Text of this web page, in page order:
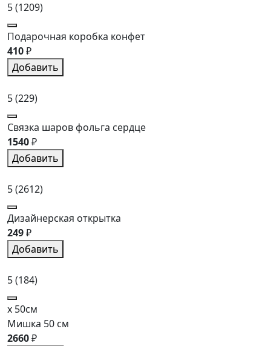
5(1209)
Подарочная коробка конфет
410₽
Добавить
5(229)
Связка шаров фольга сердце
1540₽
Добавить
5(2612)
Дизайнерская открытка
249₽
Добавить
5(184)
x 50см
Мишка 50 см
2660₽